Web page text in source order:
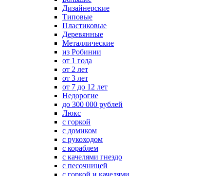
Дизайнерские
Типовые
Пластиковые
Деревянные
Металлические
из Робинии
от 1 года
от 2 лет
от 3 лет
от 7 до 12 лет
Недорогие
до 300 000 рублей
Люкс
с горкой
с домиком
с рукоходом
с кораблем
с качелями гнездо
с песочницей
с горкой и качелями